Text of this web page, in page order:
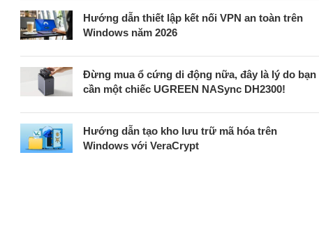
Hướng dẫn thiết lập kết nối VPN an toàn trên
Windows năm 2026
Đừng mua ổ cứng di động nữa, đây là lý do bạn
cần một chiếc UGREEN NASync DH2300!
Hướng dẫn tạo kho lưu trữ mã hóa trên
Windows với VeraCrypt